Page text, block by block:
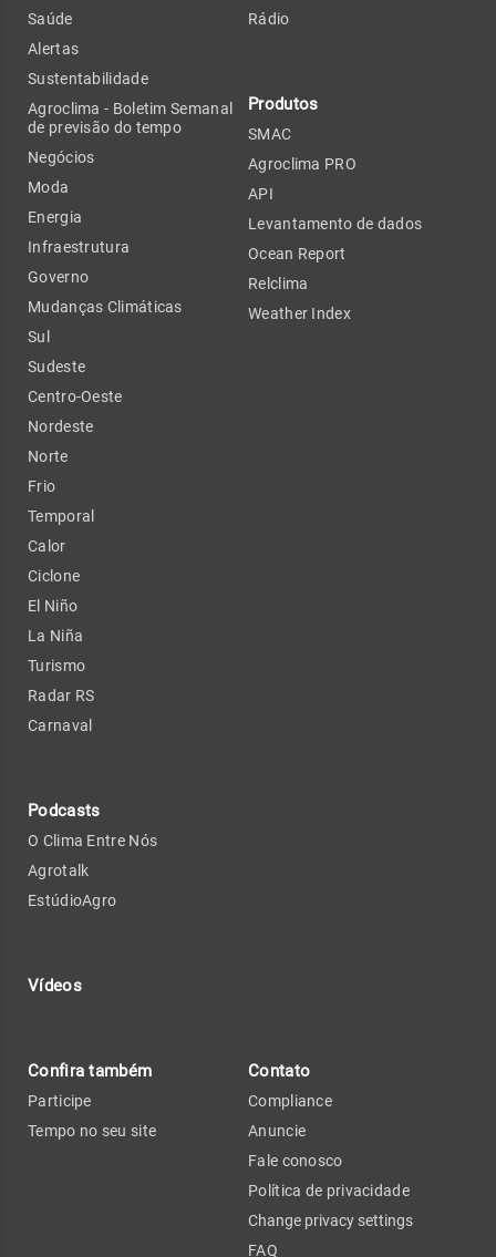
Saúde
Alertas
Sustentabilidade
Agroclima - Boletim Semanal
de previsão do tempo
Negócios
Moda
Energia
Infraestrutura
Governo
Mudanças Climáticas
Sul
Sudeste
Centro-Oeste
Nordeste
Norte
Frio
Temporal
Calor
Ciclone
El Niño
La Niña
Turismo
Radar RS
Carnaval
Podcasts
O Clima Entre Nós
Agrotalk
EstúdioAgro
Vídeos
Rádio
Produtos
SMAC
Agroclima PRO
API
Levantamento de dados
Ocean Report
Relclima
Weather Index
Confira também
Participe
Tempo no seu site
Contato
Compliance
Anuncie
Fale conosco
Política de privacidade
Change privacy settings
FAQ